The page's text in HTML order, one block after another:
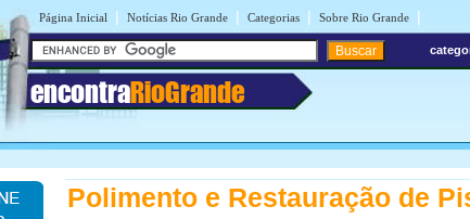
Página Inicial | Notícias Rio Grande | Categorias | Sobre Rio Grande |
encontraRioGrande
Polimento e Restauração de